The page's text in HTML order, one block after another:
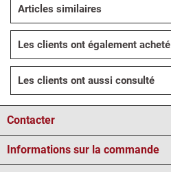
Articles similaires
Les clients ont également acheté
Les clients ont aussi consulté
Contacter
Informations sur la commande